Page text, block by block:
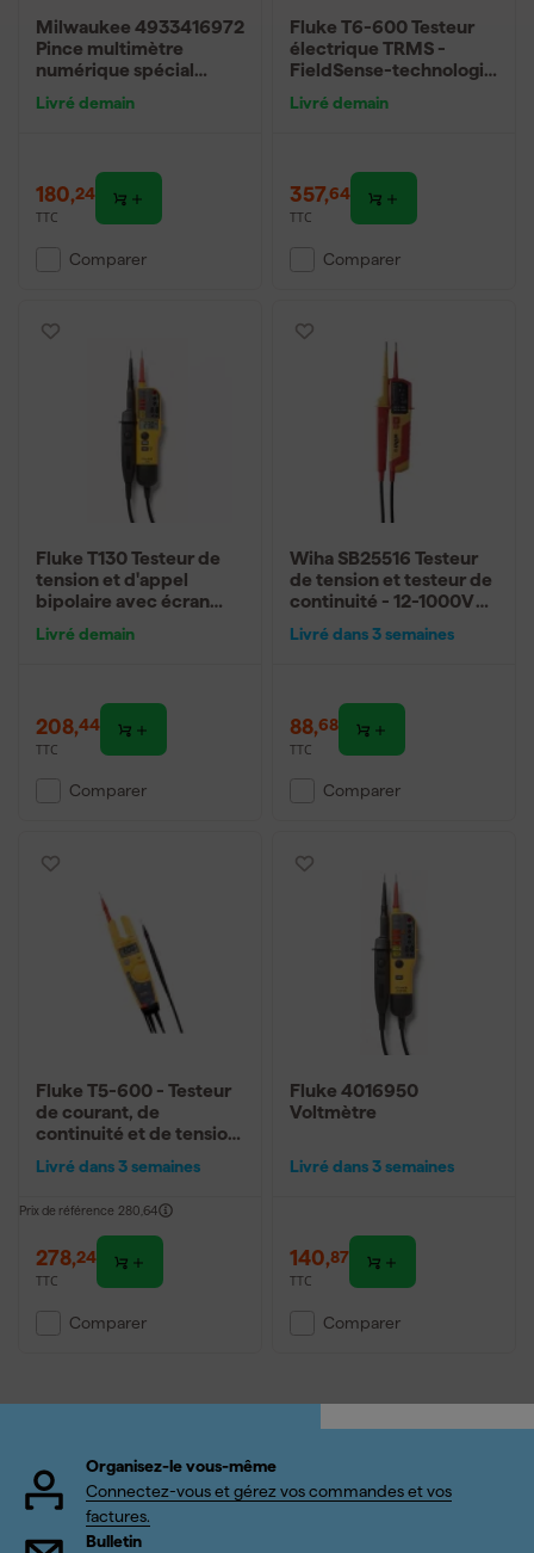
Milwaukee 4933416972
Pince multimètre
numérique spécial
Livré demain
180,24
TTC
Comparer
Fluke T6-600 Testeur
électrique TRMS -
FieldSense-technologie
200A
Livré demain
357,64
TTC
Comparer
Fluke T130 Testeur de
tension et d'appel
bipolaire avec écran
charge commutable -
Livré demain
208,44
TTC
Comparer
Wiha SB25516 Testeur
de tension et testeur de
continuité - 12-1000V
Livré dans 3 semaines
88,68
TTC
Comparer
Fluke T5-600 - Testeur
de courant, de
continuité et de tension
100A
Livré dans 3 semaines
Prix de référence 280,64
278,24
TTC
Comparer
Fluke 4016950
Voltmètre
Livré dans 3 semaines
140,87
TTC
Comparer
Organisez-le vous-même
Connectez-vous et gérez vos commandes et vos
factures.
Bulletin